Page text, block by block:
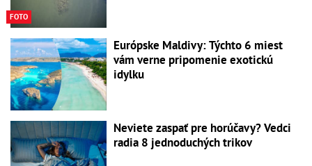
FOTO
Európske Maldivy: Týchto 6 miest
vám verne pripomenie exotickú
idylku
Neviete zaspať pre horúčavy? Vedci
radia 8 jednoduchých trikov